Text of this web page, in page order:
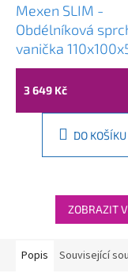
Mexen SLIM -
Obdélníková
vanička
chromový sifon,
40101011
3 649 Kč
DO KOŠÍKU
ZOBRAZIT
Popis Související